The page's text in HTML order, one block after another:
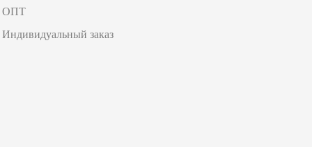
ОПТ
Индивидуальный заказ